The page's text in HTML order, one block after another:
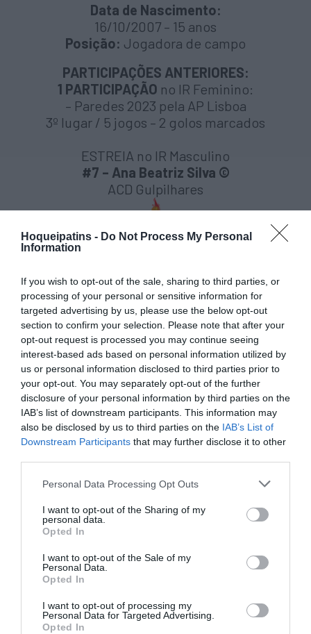
Hoqueipatins - Do Not Process My Personal
Information
If you wish to opt-out of the sale, sharing to third parties, or
processing of your personal or sensitive information for
targeted advertising by us, please use the below opt-out
section to confirm your selection. Please note that after your
opt-out request is processed you may continue seeing
interest-based ads based on personal information utilized by
us or personal information disclosed to third parties prior to
your opt-out. You may separately opt-out of the further
disclosure of your personal information by third parties on the
IAB’s list of downstream participants. This information may
also be disclosed by us to third parties on the IAB’s List of
Downstream Participants that may further disclose it to other
Personal Data Processing Opt Outs
I want to opt-out of the Sharing of my
personal data.
Opted In
I want to opt-out of the Sale of my
Personal Data.
Opted In
I want to opt-out of processing my
Personal Data for Targeted Advertising.
Opted In
Data de Nascimento:
16/10/2007 – 15 anos
Posição: Jogadora de campo
PARTICIPAÇÕES ANTERIORES:
1 PARTICIPAÇÃO no IR Feminino:
– Paredes 2023 pela AP Lisboa
3º lugar / 5 jogos – 2 golos marcados
ESTREIA no IR Masculino
#7 – Ana Beatriz Silva ©
ACD Gulpilhares
08/02/2007 – 16 anos
Posição:Jogadora de campo
PARTICIPAÇÕES ANTERIORES:
2 PARTICIPAÇÕES no IR Feminino:
– Sesimbra 2022 pela AP Porto
3º lugar / 5 jogos – 4 golos marcados
– Paredes 2023 pela AP Porto
CAMPEÃ / 5 jogos – 2 golos marcados
1 PARTICIPAÇÃO no IR Masculino:
– Bragança 2022 pela OIST/FPP
10º lugar / 6 jogos – 2 golos marcados
#8 – Ana Rita Monteiro
Data de Nascimento:
PARTICIPAÇÕES ANTERIORES: